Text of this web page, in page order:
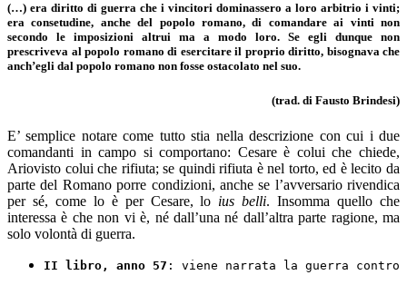
(…) era diritto di guerra che i vincitori dominassero a loro arbitrio i vinti;
era consetudine, anche del popolo romano, di comandare ai vinti non
secondo le imposizioni altrui ma a modo loro. Se egli dunque non
prescriveva al popolo romano di esercitare il proprio diritto, bisognava che
anch’egli dal popolo romano non fosse ostacolato nel suo.
(trad. di Fausto Brindesi)
E’ semplice notare come tutto stia nella descrizione con cui i due
comandanti in campo si comportano: Cesare è colui che chiede,
Ariovisto colui che rifiuta; se quindi rifiuta è nel torto, ed è lecito da
parte del Romano porre condizioni, anche se l’avversario rivendica
per sé, come lo è per Cesare, lo ius belli. Insomma quello che
interessa è che non vi è, né dall’una né dall’altra parte ragione, ma
solo volontà di guerra.
II libro, anno 57 : viene narrata la guerra contro